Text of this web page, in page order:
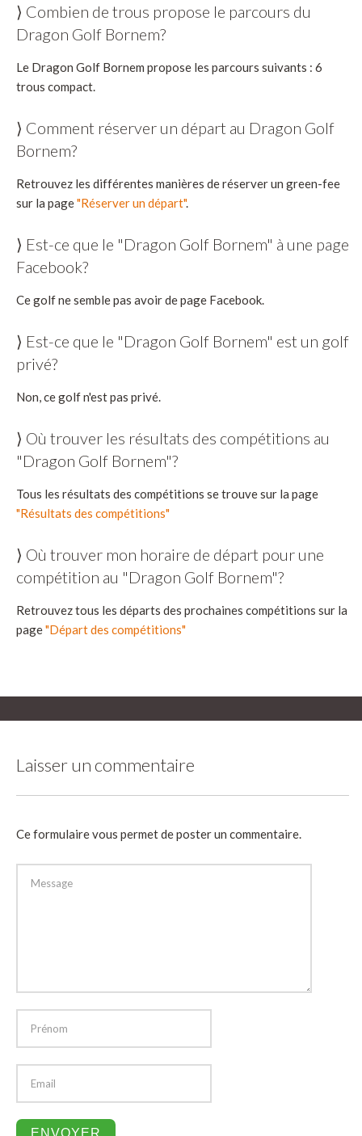
⟩ Combien de trous propose le parcours du
Dragon Golf Bornem?
Le Dragon Golf Bornem propose les parcours suivants : 6
trous compact.
⟩ Comment réserver un départ au Dragon Golf
Bornem?
Retrouvez les différentes manières de réserver un green-fee
sur la page"Réserver un départ".
⟩ Est-ce que le "Dragon Golf Bornem" à une page
Facebook?
Ce golf ne semble pas avoir de page Facebook.
⟩ Est-ce que le "Dragon Golf Bornem" est un golf
privé?
Non, ce golf n'est pas privé.
⟩ Où trouver les résultats des compétitions au
"Dragon Golf Bornem"?
Tous les résultats des compétitions se trouve sur la page
"Résultats des compétitions"
⟩ Où trouver mon horaire de départ pour une
compétition au "Dragon Golf Bornem"?
Retrouvez tous les départs des prochaines compétitions sur la
page"Départ des compétitions"
Laisser un commentaire
Ce formulaire vous permet de poster un commentaire.